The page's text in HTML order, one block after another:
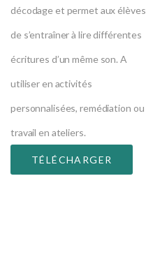
décodage et permet aux élèves
de s’entraîner à lire différentes
écritures d’un même son. A
utiliser en activités
personnalisées, remédiation ou
travail en ateliers.
TÉLÉCHARGER